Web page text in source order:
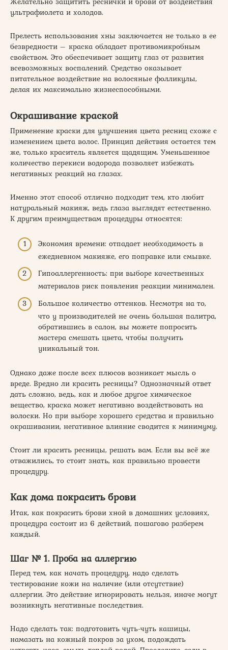
ультрафиолета и холодов.
Прелесть использования хны заключается не только в ее
безвредности – краска обладает противомикробным
свойством. Это обеспечивает защиту глаз от развития
всевозможных воспалений. Средство оказывает
питательное воздействие на волосяные фолликулы,
делая их максимально жизнеспособными.
Окрашивание краской
Применение краски для улучшения цвета ресниц схоже с
изменением цвета волос. Принцип действия остается тем
же, только краситель является щадящим. Уменьшенное
количество перекиси водорода позволяет избежать
негативных реакций на глазах.
Именно этот способ отлично подходит тем, кто любит
натуральный макияж, ведь глаза выглядят естественно.
К другим преимуществам процедуры относятся:
Экономия времени: отпадает необходимость в
ежедневном макияже, его поправке или смывке.
Гипоаллергенность: при выборе качественных
материалов риск появления реакции минимален.
Большое количество оттенков. Несмотря на то,
что у производителей не очень большая палитра,
обратившись в салон, вы можете попросить
мастера смешать цвета, чтобы получить
уникальный тон.
Однако даже после всех плюсов возникает мысль о
вреде. Вредно ли красить ресницы? Однозначный ответ
дать сложно, ведь, как и любое другое химическое
вещество, краска может негативно воздействовать на
волоски. Но при выборе хорошего средства и правильно
окрашивании, негативное влияние сводится к минимуму.
Стоит ли красить ресницы, решать вам. Если вы всё же
отважились, то стоит знать, как правильно провести
процедуру.
Как дома покрасить брови
Итак, как покрасить брови хной в домашних условиях,
процедура состоит из 6 действий, пошагово разберем
каждый.
Шаг № 1. Проба на аллергию
Перед тем, как начать процедуру, надо сделать
тестирование кожи на наличие (или отсутствие)
аллергии. Это действие игнорировать нельзя, иначе могут
возникнуть негативные последствия.
Надо сделать так: подготовить чуть-чуть кашицы,
намазать на кожный покров за ухом, подождать